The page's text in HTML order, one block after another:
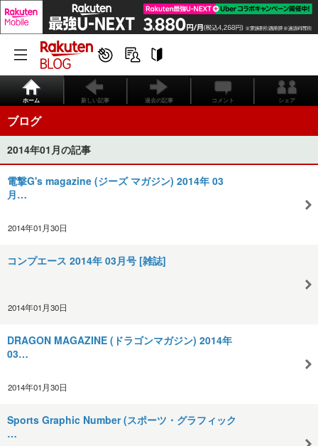
ホーム 新しい記事 過去の記事 コメント シェア
ブログ
2014年01月の記事
電撃G's magazine (ジーズ マガジン) 2014年 03
月…
2014年01月30日
コンプエース 2014年 03月号 [雑誌]
2014年01月30日
DRAGON MAGAZINE (ドラゴンマガジン) 2014年
03…
2014年01月30日
Sports Graphic Number (スポーツ・グラフィック
…